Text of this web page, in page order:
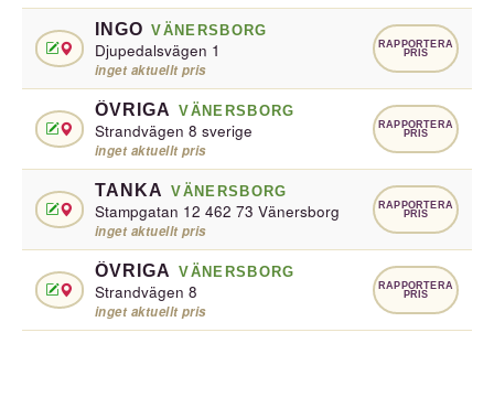
INGO VÄNERSBORG
Djupedalsvägen 1
inget aktuellt pris
RAPPORTERA
PRIS
ÖVRIGA VÄNERSBORG
Strandvägen 8 sverige
inget aktuellt pris
RAPPORTERA
PRIS
TANKA VÄNERSBORG
Stampgatan 12 462 73 Vänersborg
inget aktuellt pris
RAPPORTERA
PRIS
ÖVRIGA VÄNERSBORG
Strandvägen 8
inget aktuellt pris
RAPPORTERA
PRIS